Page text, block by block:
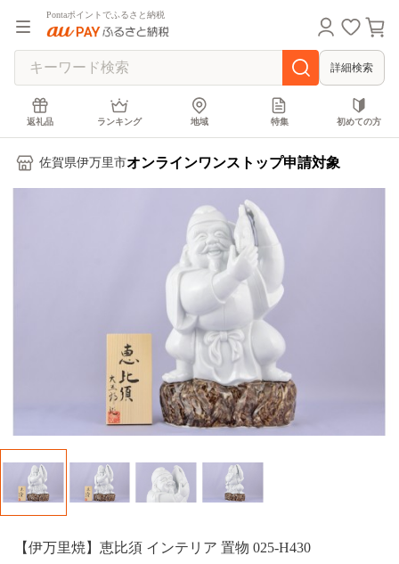
Pontaポイントでふるさと納税
詳細検索
返礼品 ランキング 地域 特集 初めての方
佐賀県伊万里市オンラインワンストップ申請対象
【伊万里焼】恵比須 インテリア 置物 025-H430